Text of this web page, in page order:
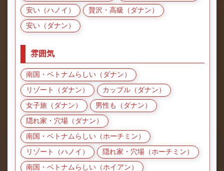
安い（ハノイ） 贅沢・高級（ダナン）
安い（ダナン）
雰囲気
南国・ベトナムらしい（ダナン）
リゾート（ダナン） カップル（ダナン）
女子旅（ダナン） 男性も（ダナン）
隠れ家・穴場（ダナン）
南国・ベトナムらしい（ホーチミン）
リゾート（ハノイ） 隠れ家・穴場（ホーチミン）
南国・ベトナムらしい（ホイアン）